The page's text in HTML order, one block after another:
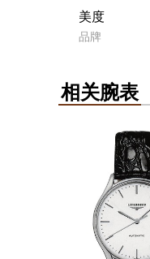
美度
品牌
相关腕表